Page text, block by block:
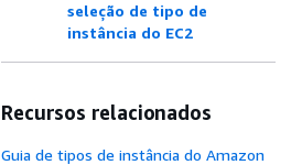
seleção de tipo de
instância do EC2
Recursos relacionados
Guia de tipos de instância do Amazon